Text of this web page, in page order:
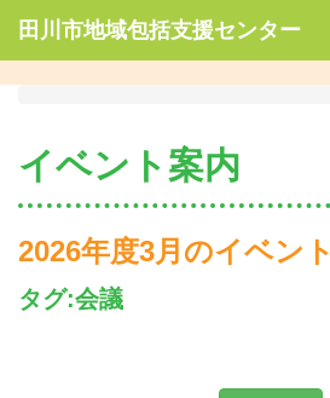
田川市地域包括支援センター
イベント案内
2026年度3月のイベント
タグ:会議